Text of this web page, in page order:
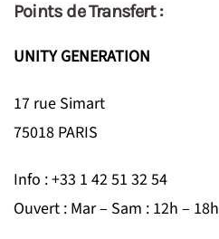
Points de Transfert :
UNITY GENERATION
17 rue Simart
75018 PARIS
Info : +33 1 42 51 32 54
Ouvert : Mar – Sam : 12h – 18h